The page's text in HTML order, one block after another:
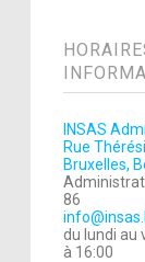
INSAS
Rue
Bruxelles,
86
du lundi au
à 16:00